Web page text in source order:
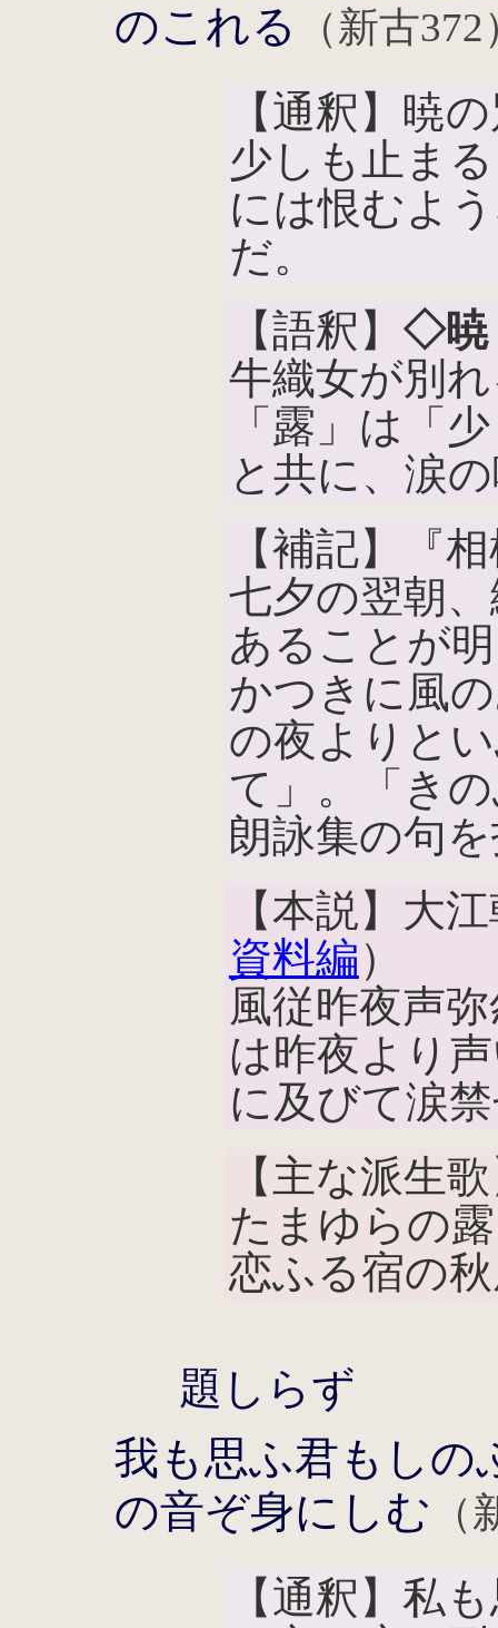
のこれる
（新古372
【通釈】暁
少しも止ま
には恨むよ
だ。
【語釈】 ◇暁
牛織女が別
「露」は「
と共に、涙
【補記】『
七夕の翌朝
あることが
かつきに風
の夜よりと
て」。「き
朗詠集の句
【本説】大
資料編）
風従昨夜声
は昨夜より
に及びて涙
【主な派生
たまゆらの
恋ふる宿の
題しらず
我も思ふ君もしの
の音ぞ身にしむ
【通釈】私